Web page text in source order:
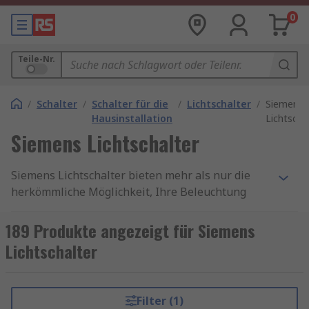
0
Teile-Nr.
/ Schalter / Schalter für die
Hausinstallation
/ Lichtschalter / Siemens
Siemens Lichtschalter
Siemens Lichtschalter bieten mehr als nur die
herkömmliche Möglichkeit, Ihre Beleuchtung
Verschmelzung von fortschrittlicher Technologie,
stilvollem Design und praktischer
Anwendbarkeit. Mit Smart Home-Integration,
Sicherheitsfunktionen und einfacher Installation
189 Produkte angezeigt für Siemens
Lichtschalter
Filter (1)